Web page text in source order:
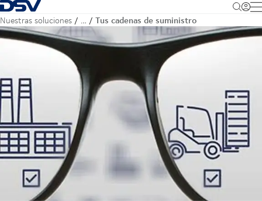
Volver a la página de inicio
Nuestras soluciones … Tus cadenas de suministro